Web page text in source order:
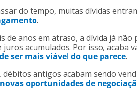
do tempo, muitas dívidas
.
de anos em atraso, a dívida já
acumulados. Por isso,
ser mais viável do que parece.
débitos antigos acabam sendo
novas oportunidades de